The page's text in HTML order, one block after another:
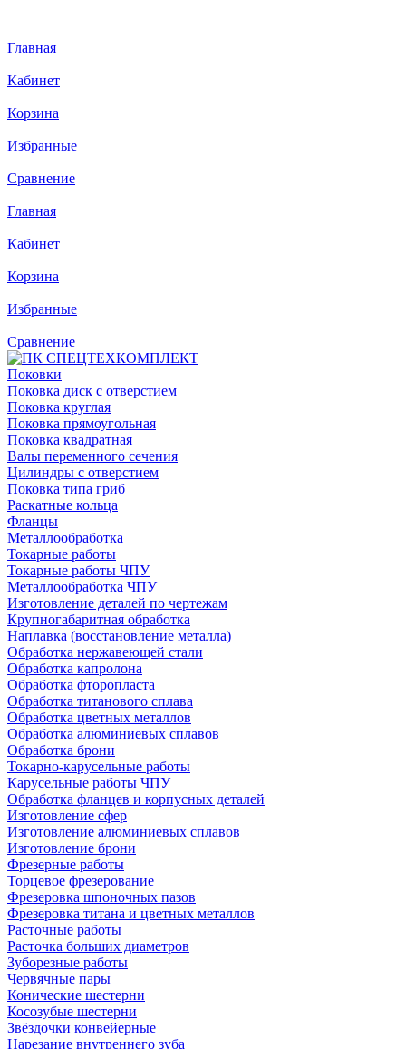
Главная
Кабинет
Корзина
Избранные
Сравнение
Главная
Кабинет
Корзина
Избранные
Сравнение
Поковки
Поковка диск с отверстием
Поковка круглая
Поковка прямоугольная
Поковка квадратная
Валы переменного сечения
Цилиндры с отверстием
Поковка типа гриб
Раскатные кольца
Фланцы
Металлообработка
Токарные работы
Токарные работы ЧПУ
Металлообработка ЧПУ
Изготовление деталей по чертежам
Крупногабаритная обработка
Наплавка (восстановление металла)
Обработка нержавеющей стали
Обработка капролона
Обработка фторопласта
Обработка титанового сплава
Обработка цветных металлов
Обработка алюминиевых сплавов
Обработка брони
Токарно-карусельные работы
Карусельные работы ЧПУ
Обработка фланцев и корпусных деталей
Изготовление сфер
Изготовление алюминиевых сплавов
Изготовление брони
Фрезерные работы
Торцевое фрезерование
Фрезеровка шпоночных пазов
Фрезеровка титана и цветных металлов
Расточные работы
Расточка больших диаметров
Зуборезные работы
Червячные пары
Конические шестерни
Косозубые шестерни
Звёздочки конвейерные
Нарезание внутреннего зуба